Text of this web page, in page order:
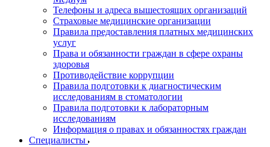
Телефоны и адреса вышестоящих организаций
Страховые медицинские организации
Правила предоставления платных медицинских
услуг
Права и обязанности граждан в сфере охраны
здоровья
Противодействие коррупции
Правила подготовки к диагностическим
исследованиям в стоматологии
Правила подготовки к лабораторным
исследованиям
Информация о правах и обязанностях граждан
Специалисты